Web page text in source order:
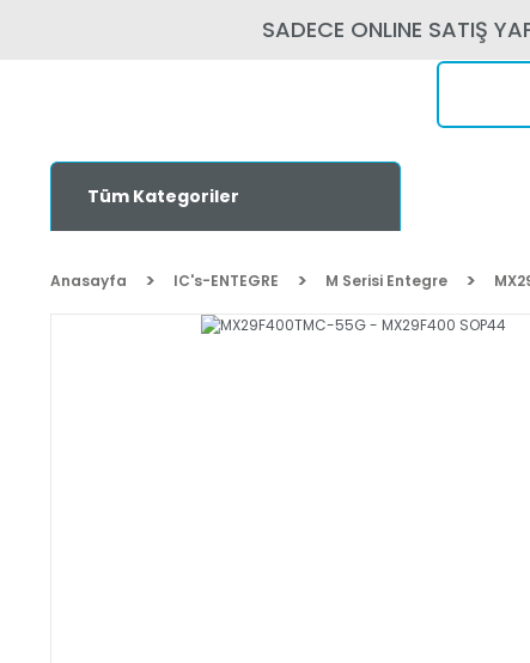
SADECE ONLINE SATIŞ
Tüm Kategoriler
Anasayfa IC's-ENTEGRE M Serisi Entegre